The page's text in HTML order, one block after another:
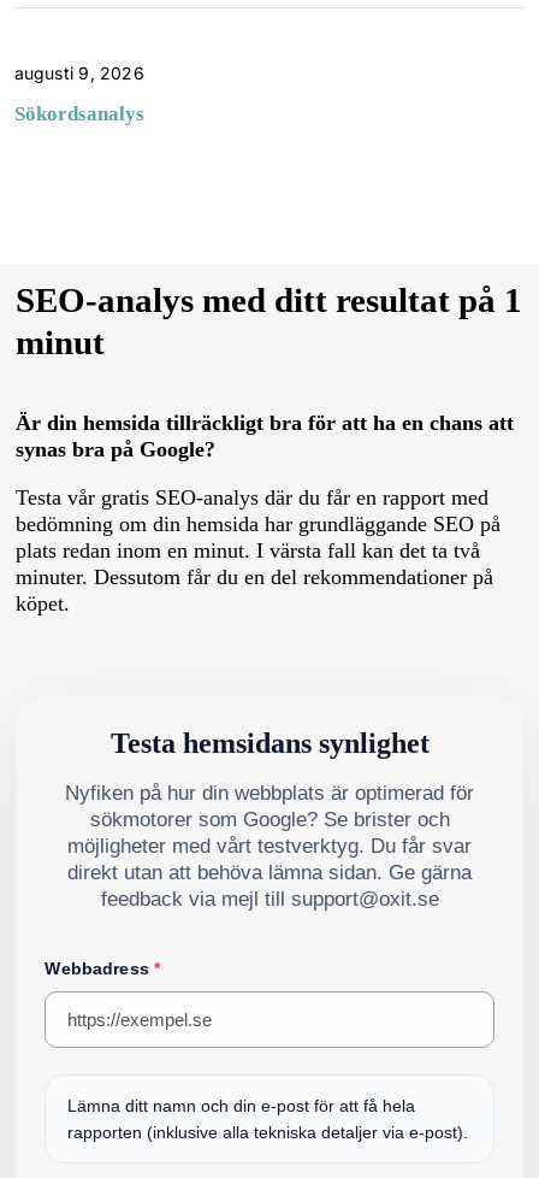
augusti 9, 2026
Sökordsanalys
SEO-analys med ditt resultat på 1
minut
Är din hemsida tillräckligt bra för att ha en chans att
synas bra på Google?
Testa vår gratis SEO-analys där du får en rapport med
bedömning om din hemsida har grundläggande SEO på
plats redan inom en minut. I värsta fall kan det ta två
minuter. Dessutom får du en del rekommendationer på
köpet.
Testa hemsidans synlighet
Nyfiken på hur din webbplats är optimerad för
sökmotorer som Google? Se brister och
möjligheter med vårt testverktyg. Du får svar
direkt utan att behöva lämna sidan. Ge gärna
feedback via mejl till support@oxit.se
Webbadress *
Lämna ditt namn och din e-post för att få hela
rapporten (inklusive alla tekniska detaljer via e-post).